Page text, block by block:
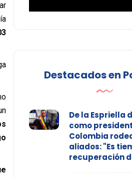
Destacados en
De la Espriella
como
Colombia
aliados: "Es
recuperación